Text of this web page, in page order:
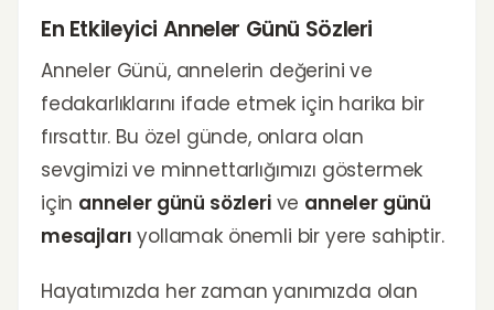
En Etkileyici Anneler Günü Sözleri
Anneler Günü, annelerin değerini ve
fedakarlıklarını ifade etmek için harika bir
fırsattır. Bu özel günde, onlara olan
sevgimizi ve minnettarlığımızı göstermek
için anneler günü sözlerive anneler günü
mesajları yollamak önemli bir yere sahiptir.
Hayatımızda her zaman yanımızda olan